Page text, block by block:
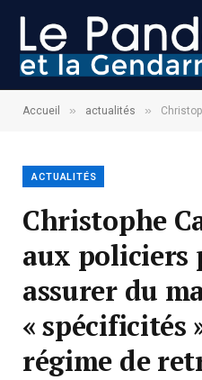
Accueil » actualités » Christophe
ACTUALITÉS
Christophe
aux policiers
assurer du
« spécificités
régime de